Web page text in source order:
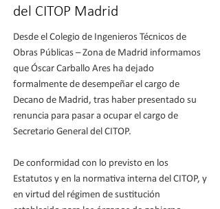
del CITOP Madrid
Desde el Colegio de Ingenieros Técnicos de
Obras Públicas – Zona de Madrid informamos
que Óscar Carballo Ares ha dejado
formalmente de desempeñar el cargo de
Decano de Madrid, tras haber presentado su
renuncia para pasar a ocupar el cargo de
Secretario General del CITOP.
De conformidad con lo previsto en los
Estatutos y en la normativa interna del CITOP, y
en virtud del régimen de sustitución